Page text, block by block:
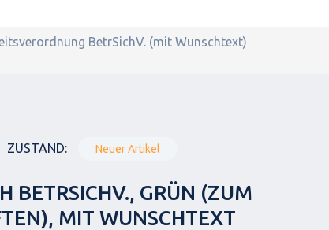
BetrSichV. (mit Wunschtext)
ZUSTAND: Neuer Artikel
BETRSICHV., GRÜN (ZUM
MIT WUNSCHTEXT